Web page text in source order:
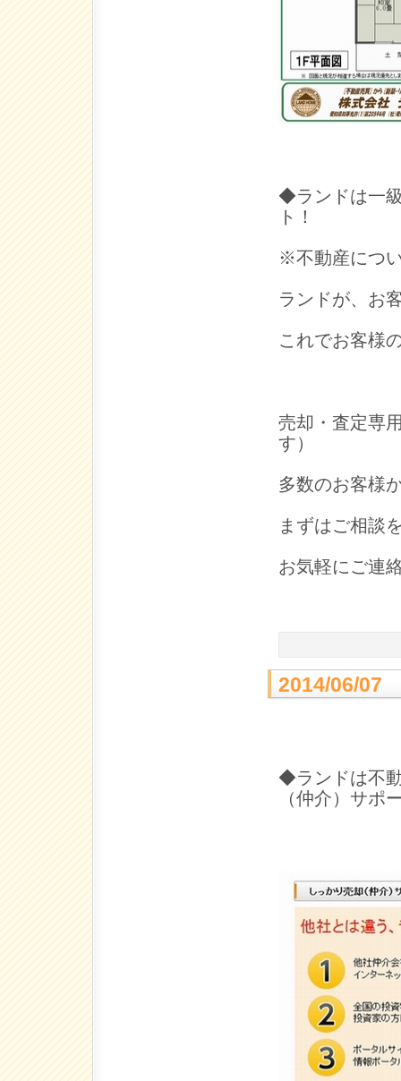
◆ランドは一
ト！
※不動産につ
ランドが、お
これでお客様
売却・査定専
す）
多数のお客様
まずはご相談
お気軽にご連
2014/06/07
◆ランドは不
（仲介）サポ